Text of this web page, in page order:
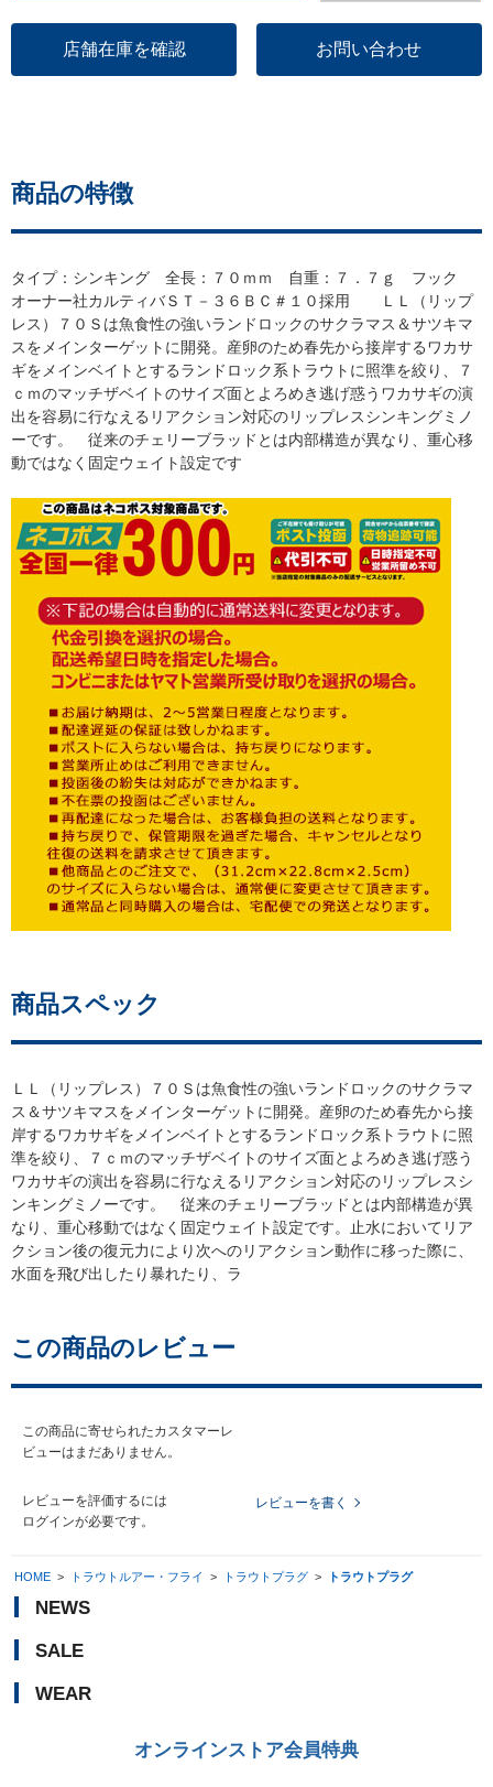
店舗在庫を確認 お問い合わせ
商品の特徴
タイプ：シンキング 全長：７０ｍｍ 自重：７．７ｇ フック
オーナー社カルティバＳＴ－３６ＢＣ＃１０採用 ＬＬ（リップ
レス）７０Ｓは魚食性の強いランドロックのサクラマス＆サツキマ
スをメインターゲットに開発。産卵のため春先から接岸するワカサ
ギをメインベイトとするランドロック系トラウトに照準を絞り、７
ｃｍのマッチザベイトのサイズ面とよろめき逃げ惑うワカサギの演
出を容易に行なえるリアクション対応のリップレスシンキングミノ
ーです。 従来のチェリーブラッドとは内部構造が異なり、重心移
動ではなく固定ウェイト設定です
商品スペック
ＬＬ（リップレス）７０Ｓは魚食性の強いランドロックのサクラマ
ス＆サツキマスをメインターゲットに開発。産卵のため春先から接
岸するワカサギをメインベイトとするランドロック系トラウトに照
準を絞り、７ｃｍのマッチザベイトのサイズ面とよろめき逃げ惑う
ワカサギの演出を容易に行なえるリアクション対応のリップレスシ
ンキングミノーです。 従来のチェリーブラッドとは内部構造が異
なり、重心移動ではなく固定ウェイト設定です。止水においてリア
クション後の復元力により次へのリアクション動作に移った際に、
水面を飛び出したり暴れたり、ラ
この商品のレビュー
この商品に寄せられたカスタマーレ
ビューはまだありません。
レビューを評価するには
ログインが必要です。
レビューを書く
HOME > トラウトルアー・フライ > トラウトプラグ > トラウトプラグ
NEWS
SALE
WEAR
オンラインストア会員特典